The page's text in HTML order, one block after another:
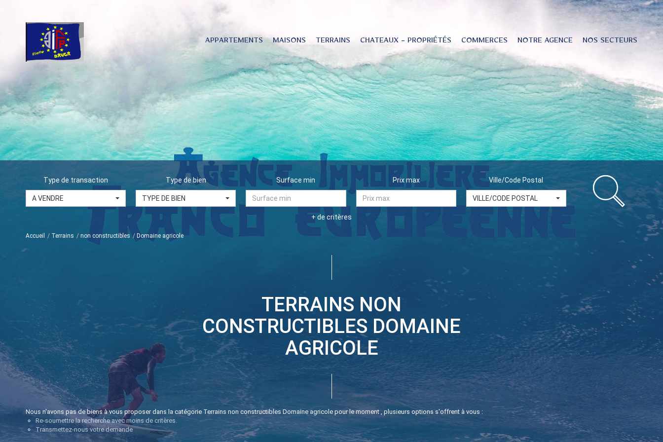
APPARTEMENTS MAISONS TERRAINS CHATEAUX - PROPRIÉTÉS COMMERCES NOTRE AGENCE NOS SECTEURS
Type de transaction
A VENDRE
Type de bien
TYPE DE BIEN
Surface min Prix max Ville/Code Postal
VILLE/CODE POSTAL
+ de critères
Accueil Terrains non constructibles Domaine agricole
TERRAINS NON
CONSTRUCTIBLES DOMAINE
AGRICOLE
Nous n'avons pas de biens à vous proposer dans la catégorie Terrains non constructibles Domaine agricole pour le moment , plusieurs options s'offrent à vous :
Re-soumettre la recherche avec moins de critères.
Transmettez-nous votre demande